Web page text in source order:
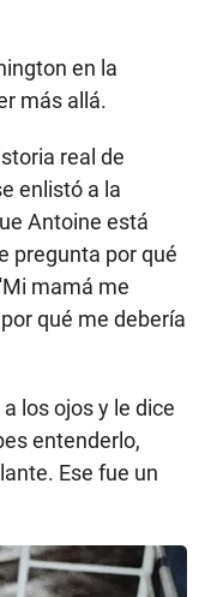
con
niño, lo expresas.
lo expresas".
confiaba en las
en general,
la guerra fue
y que
y eso es
en la
más allá.
real de
enlistó a la